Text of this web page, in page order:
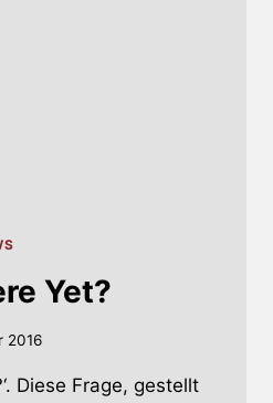
Yet?
2016
Diese Frage, gestellt